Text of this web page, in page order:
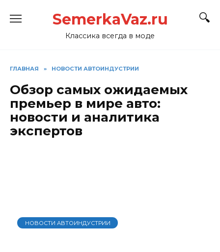
SemerkaVaz.ru
Классика всегда в моде
ГЛАВНАЯ » НОВОСТИ АВТОИНДУСТРИИ
Обзор самых ожидаемых
премьер в мире авто:
новости и аналитика
экспертов
НОВОСТИ АВТОИНДУСТРИИ